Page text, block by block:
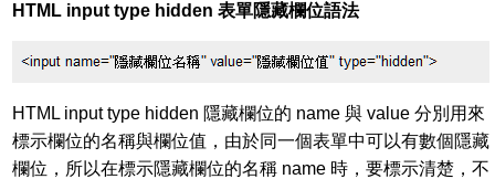
HTML input type hidden 表單隱藏欄位語法
HTML input type hidden 隱藏欄位的 name 與 value 分別用來
標示欄位的名稱與欄位值，由於同一個表單中可以有數個隱藏
欄位，所以在標示隱藏欄位的名稱 name 時，要標示清楚，不